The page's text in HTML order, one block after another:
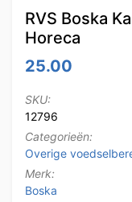
RVS Boska
Horeca
25.00
SKU:
12796
Categorieën:
Overige
Merk:
Boska